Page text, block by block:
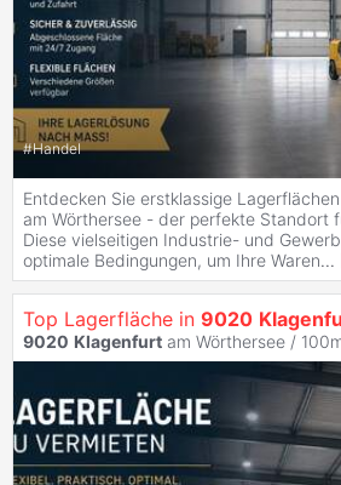
#Handel
Entdecken Sie erstklassige
am Wörthersee - der perfekte Standort
Diese vielseitigen Industrie- und
optimale Bedingungen, um Ihre Waren...
Top Lagerfläche in 9020
9020 Klagenfurt am Wörthersee /